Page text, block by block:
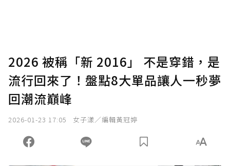
2026 被稱「新 2016」 不是穿錯，是
流行回來了！盤點8大單品讓人一秒夢
回潮流巔峰
2026-01-23 17:05 女子漾／編輯黃冠婷